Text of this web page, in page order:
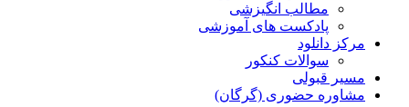
مطالب انگیزشی
پادکست های آموزشی
مرکز دانلود
سوالات کنکور
مسیر قبولی
مشاوره حضوری (گرگان)